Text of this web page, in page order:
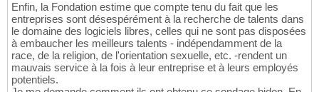
Enfin, la Fondation estime que compte tenu du fait que les
entreprises sont désespérément à la recherche de talents dans
le domaine des logiciels libres, celles qui ne sont pas disposées
à embaucher les meilleurs talents - indépendamment de la
race, de la religion, de l'orientation sexuelle, etc. -rendent un
mauvais service à la fois à leur entreprise et à leurs employés
potentiels.